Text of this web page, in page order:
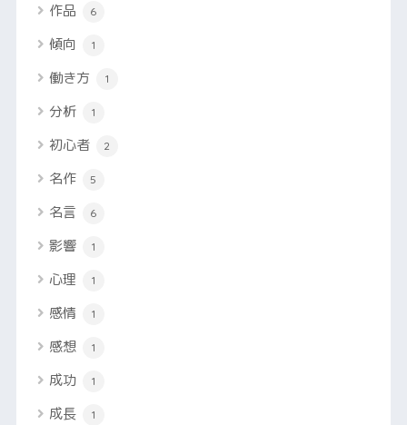
作品 6
傾向 1
働き方 1
分析 1
初心者 2
名作 5
名言 6
影響 1
心理 1
感情 1
感想 1
成功 1
成長 1